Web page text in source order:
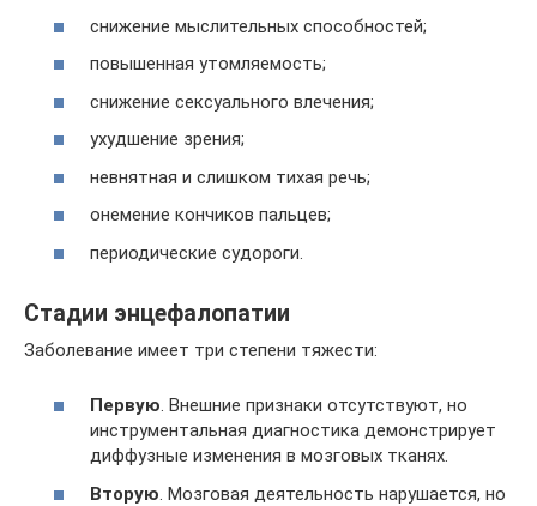
снижение мыслительных способностей;
повышенная утомляемость;
снижение сексуального влечения;
ухудшение зрения;
невнятная и слишком тихая речь;
онемение кончиков пальцев;
периодические судороги.
Стадии энцефалопатии
Заболевание имеет три степени тяжести:
Первую. Внешние признаки отсутствуют, но
инструментальная диагностика демонстрирует
диффузные изменения в мозговых тканях.
Вторую . Мозговая деятельность нарушается, но